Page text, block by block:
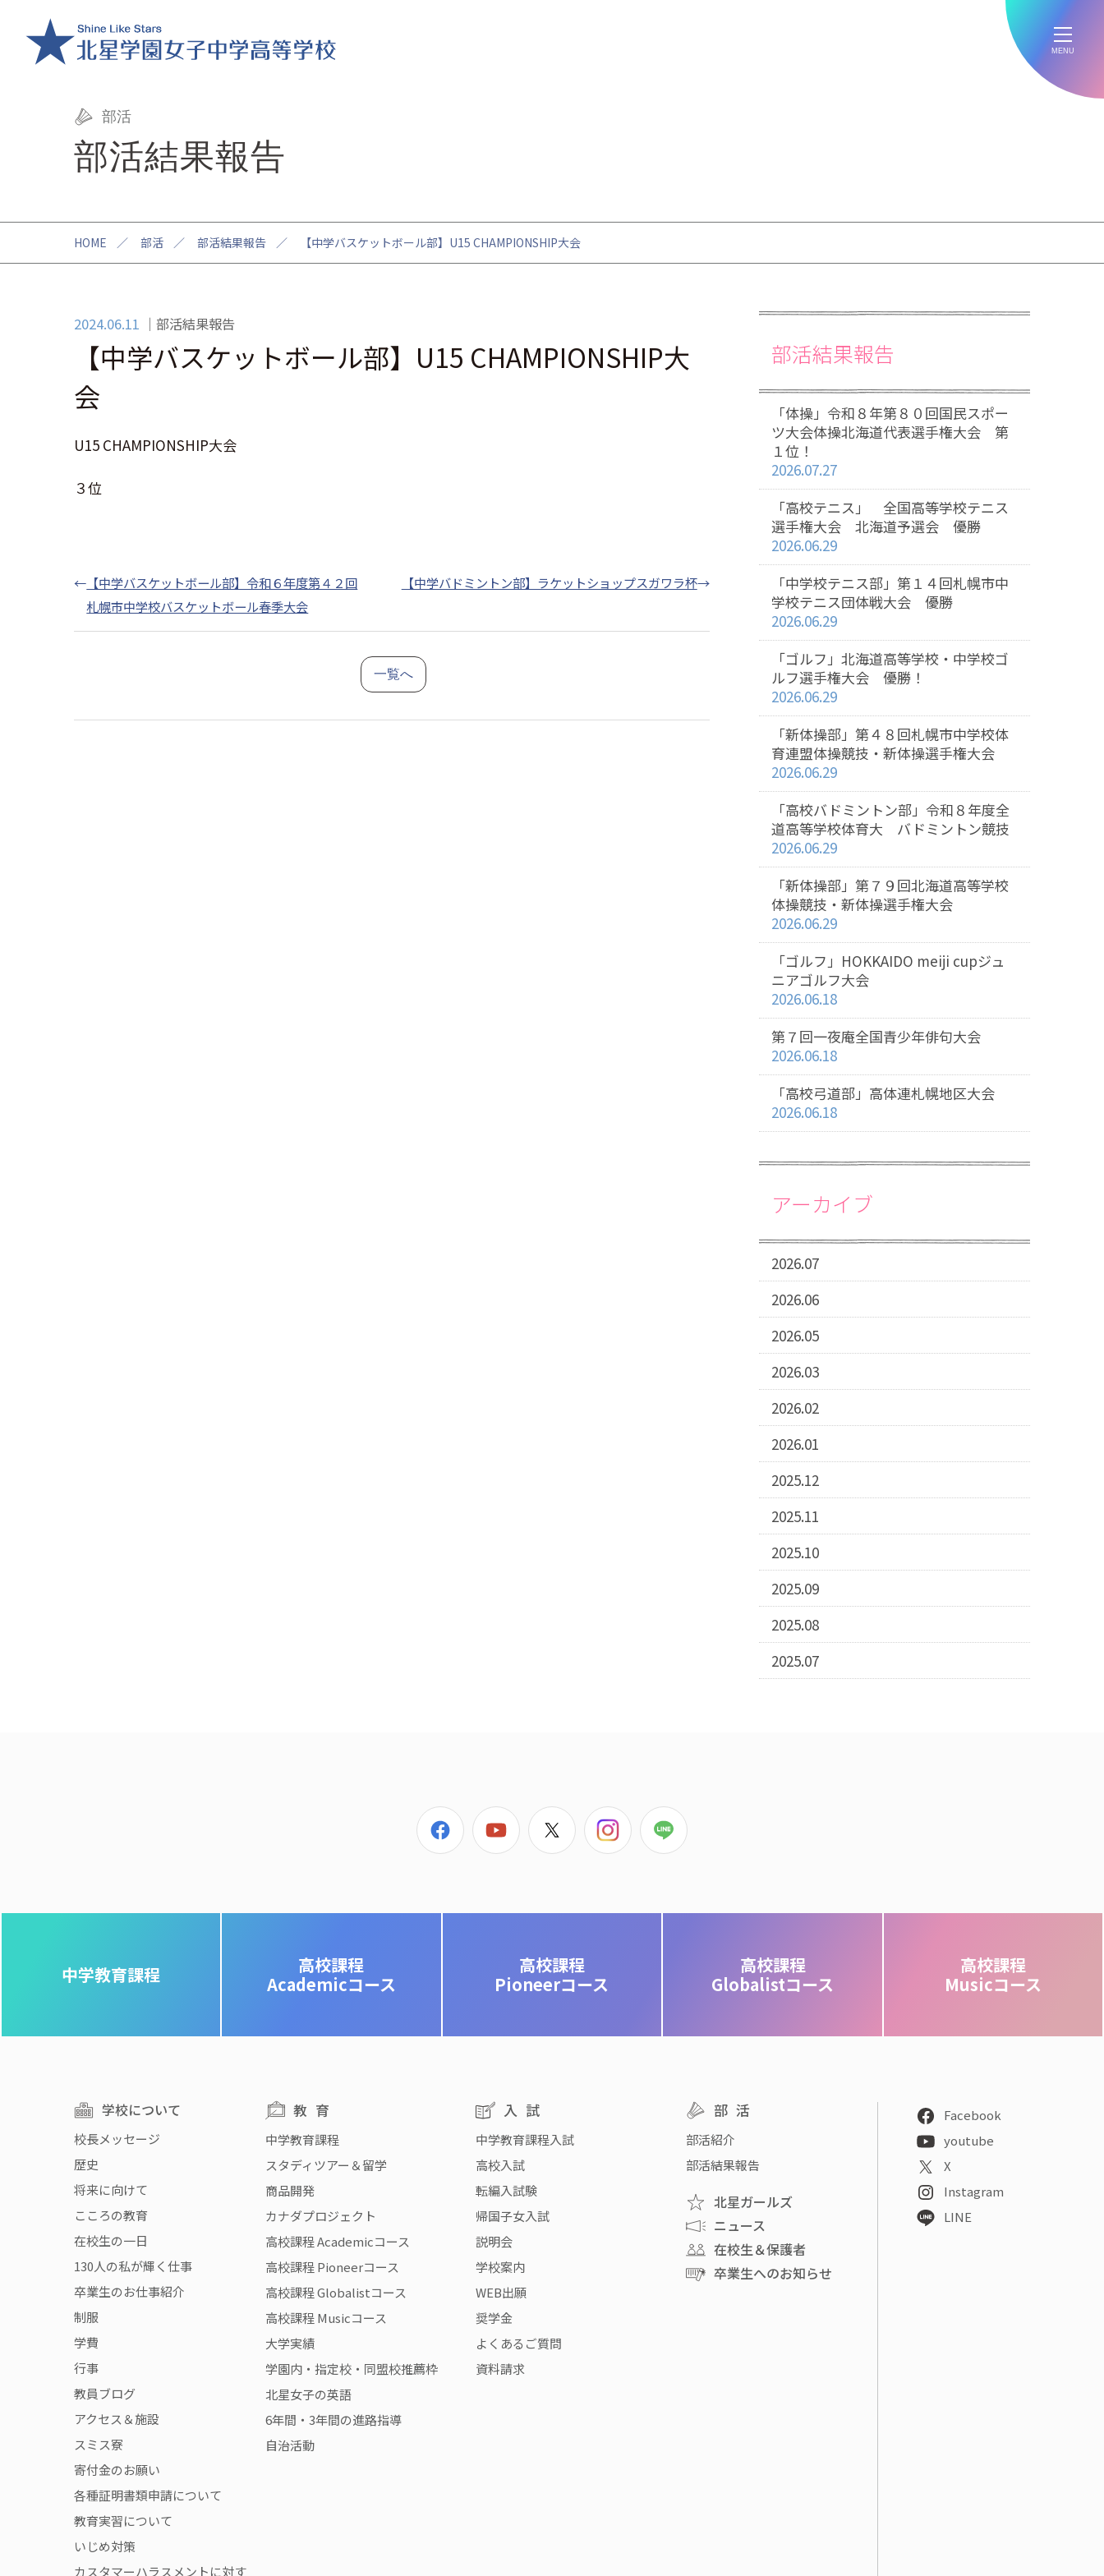
MENU
部活
部活結果報告
HOME ／ 部活 ／ 部活結果報告 ／ 【中学バスケットボール部】U15 CHAMPIONSHIP大会
2024.06.11 部活結果報告
【中学バスケットボール部】U15 CHAMPIONSHIP大
会
U15 CHAMPIONSHIP大会
３位
← 【中学バスケットボール部】令和６年度第４２回
札幌市中学校バスケットボール春季大会
【中学バドミントン部】ラケットショップスガワラ杯→
一覧へ
部活結果報告
「体操」令和８年第８０回国民スポー
ツ大会体操北海道代表選手権大会 第
１位！
2026.07.27
「高校テニス」 全国高等学校テニス
選手権大会 北海道予選会 優勝
2026.06.29
「中学校テニス部」第１４回札幌市中
学校テニス団体戦大会 優勝
2026.06.29
「ゴルフ」北海道高等学校・中学校ゴ
ルフ選手権大会 優勝！
2026.06.29
「新体操部」第４８回札幌市中学校体
育連盟体操競技・新体操選手権大会
2026.06.29
「高校バドミントン部」令和８年度全
道高等学校体育大 バドミントン競技
2026.06.29
「新体操部」第７９回北海道高等学校
体操競技・新体操選手権大会
2026.06.29
「ゴルフ」HOKKAIDO meiji cupジュ
ニアゴルフ大会
2026.06.18
第７回一夜庵全国青少年俳句大会
2026.06.18
「高校弓道部」高体連札幌地区大会
2026.06.18
アーカイブ
2026.07
2026.06
2026.05
2026.03
2026.02
2026.01
2025.12
2025.11
2025.10
2025.09
2025.08
2025.07
中学教育課程
高校課程
Academicコース
高校課程
Pioneerコース
高校課程
Globalistコース
高校課程
Musicコース
学校について
校長メッセージ
歴史
将来に向けて
こころの教育
在校生の一日
130人の私が輝く仕事
卒業生のお仕事紹介
制服
学費
行事
教員ブログ
アクセス＆施設
スミス寮
寄付金のお願い
各種証明書類申請について
教育実習について
いじめ対策
カスタマーハラスメントに対す
教育
中学教育課程
スタディツアー＆留学
商品開発
カナダプロジェクト
高校課程 Academicコース
高校課程 Pioneerコース
高校課程 Globalistコース
高校課程 Musicコース
大学実績
学園内・指定校・同盟校推薦枠
北星女子の英語
6年間・3年間の進路指導
自治活動
入試
中学教育課程入試
高校入試
転編入試験
帰国子女入試
説明会
学校案内
WEB出願
奨学金
よくあるご質問
資料請求
部活
部活紹介
部活結果報告
北星ガールズ
ニュース
在校生＆保護者
卒業生へのお知らせ
Facebook
youtube
X
Instagram
LINE